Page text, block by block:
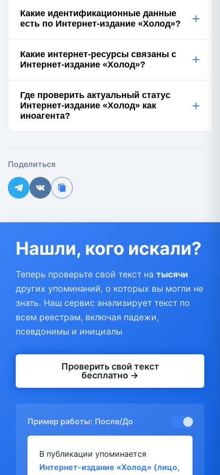
Какие идентификационные данные
есть по Интернет-издание «Холод»?
+
Какие интернет-ресурсы связаны с
Интернет-издание «Холод»?
+
Где проверить актуальный статус
Интернет-издание «Холод» как
иноагента?
+
Поделиться
Нашли, кого искали?
Теперь проверьте свой текст на тысячи
других упоминаний, о которых вы могли не
знать. Наш сервис анализирует текст по
всем реестрам, включая падежи,
псевдонимы и инициалы
Проверить свой текст
бесплатно →
Пример работы: После/До
В публикации упоминается
Интернет-издание «Холод» (лицо,